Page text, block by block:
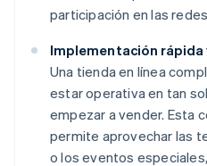
participación en las
Implementación rápida
Una tienda en línea
estar operativa en tan
empezar a vender. Esta
permite aprovechar las
o los eventos